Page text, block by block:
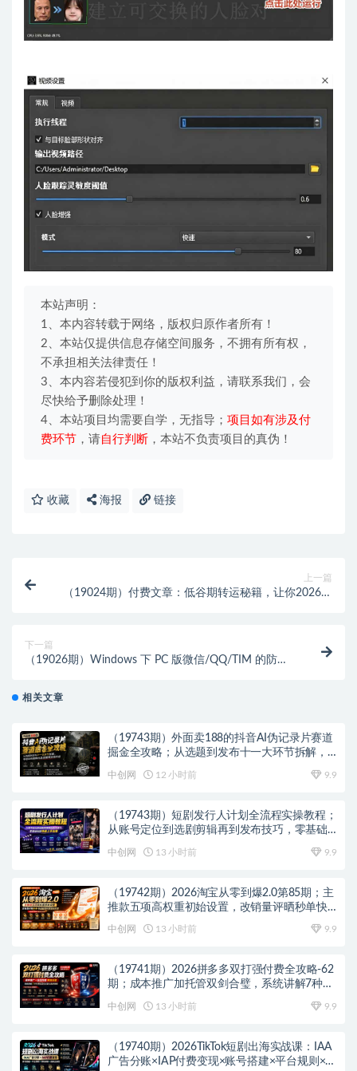
本站声明：
1、本内容转载于网络，版权归原作者所有！
2、本站仅提供信息存储空间服务，不拥有所有权，
不承担相关法律责任！
3、本内容若侵犯到你的版权利益，请联系我们，会
尽快给予删除处理！
4、本站项目均需要自学，无指导； 项目如有涉及付
费环节 ，请自行判断 ，本站不负责项目的真伪！
收藏 海报 链接
上一篇
（19024期）付费文章：低谷期转运秘籍，让你2026年
下一篇
（19026期）Windows 下 PC 版微信/QQ/TIM 的防撤
相关文章
（19743期）外面卖188的抖音AI伪记录片赛道
掘金全攻略；从选题到发布十一大环节拆解，
中创网 12 小时前 9.9
（19743期）短剧发行人计划全流程实操教程；
从账号定位到选剧剪辑再到发布技巧，零基础
中创网 13 小时前 9.9
（19742期）2026淘宝从零到爆2.0第85期；主
推款五项高权重初始设置，改销量评晒秒单快
中创网 13 小时前 9.9
（19741期）2026拼多多双打强付费全攻略-62
期；成本推广加托管双剑合璧，系统讲解7种付
中创网 13 小时前 9.9
（19740期）2026TikTok短剧出海实战课：IAA
广告分账×IAP付费变现×账号搭建×平台规则×双